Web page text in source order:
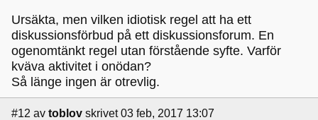
Ursäkta, men vilken idiotisk regel att ha ett
diskussionsförbud på ett diskussionsforum. En
ogenomtänkt regel utan förstående syfte. Varför
kväva aktivitet i onödan?
Så länge ingen är otrevlig.
#12 av toblov skrivet 03 feb, 2017 13:07